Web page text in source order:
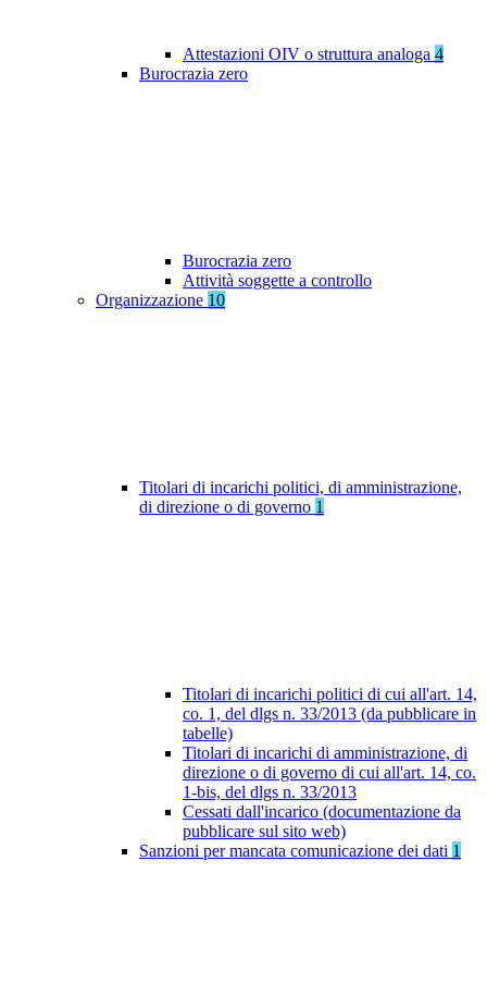
Attestazioni OIV o struttura analoga 4
Burocrazia zero
Burocrazia zero
Attività soggette a controllo
Organizzazione 10
Titolari di incarichi politici, di amministrazione,
di direzione o di governo 1
Titolari di incarichi politici di cui all'art. 14,
co. 1, del dlgs n. 33/2013 (da pubblicare in
tabelle)
Titolari di incarichi di amministrazione, di
direzione o di governo di cui all'art. 14, co.
1-bis, del dlgs n. 33/2013
Cessati dall'incarico (documentazione da
pubblicare sul sito web)
Sanzioni per mancata comunicazione dei dati 1